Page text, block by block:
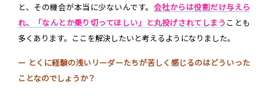
と、その機会が本当に少ないんです。 会社からは役割だけ与えら
れ、「なんとか乗り切ってほしい」と丸投げされてしまう ことも
多くあります。ここを解決したいと考えるようになりました。
ー とくに経験の浅いリーダーたちが苦しく感じるのはどういった
ことなのでしょうか？